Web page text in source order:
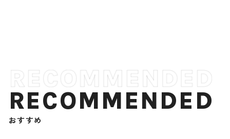
RECOMMENDED
おすすめ